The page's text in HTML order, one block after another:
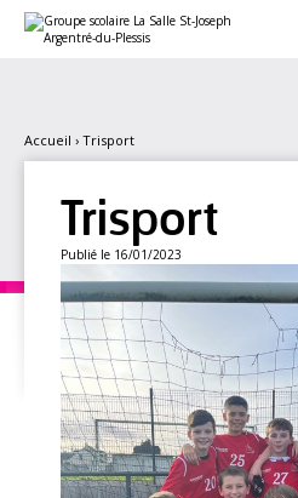
contenu.
personnels
Accueil › Trisport
Trisport
Publié le 16/01/2023